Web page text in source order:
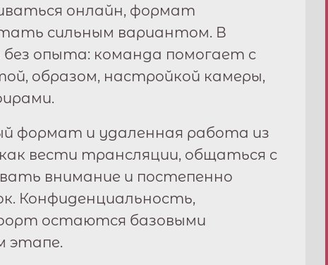
онлайн, формат
сильным вариантом. В
опыта: команда помогает с
образом, настройкой камеры,
формат и удаленная работа из
вести трансляции, общаться с
внимание и постепенно
Конфиденциальность,
остаются базовыми
этапе.